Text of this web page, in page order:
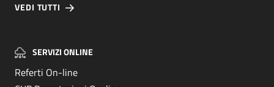
VEDI TUTTI
SERVIZI ONLINE
Referti On-line